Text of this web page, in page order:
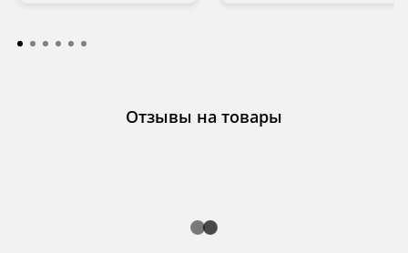
Отзывы на товары